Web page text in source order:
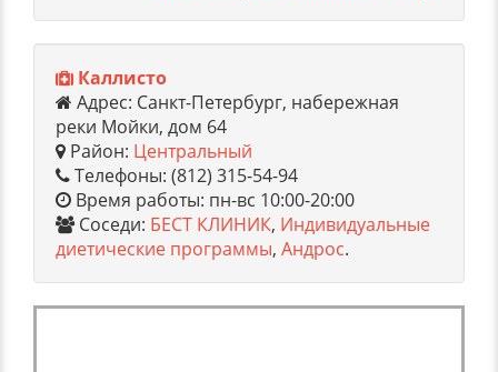
Каллисто
Адрес: Санкт-Петербург, набережная
реки Мойки, дом 64
Район: Центральный
Телефоны: (812) 315-54-94
Время работы: пн-вс 10:00-20:00
Соседи: БЕСТ КЛИНИК, Индивидуальные
диетические программы, Андрос.